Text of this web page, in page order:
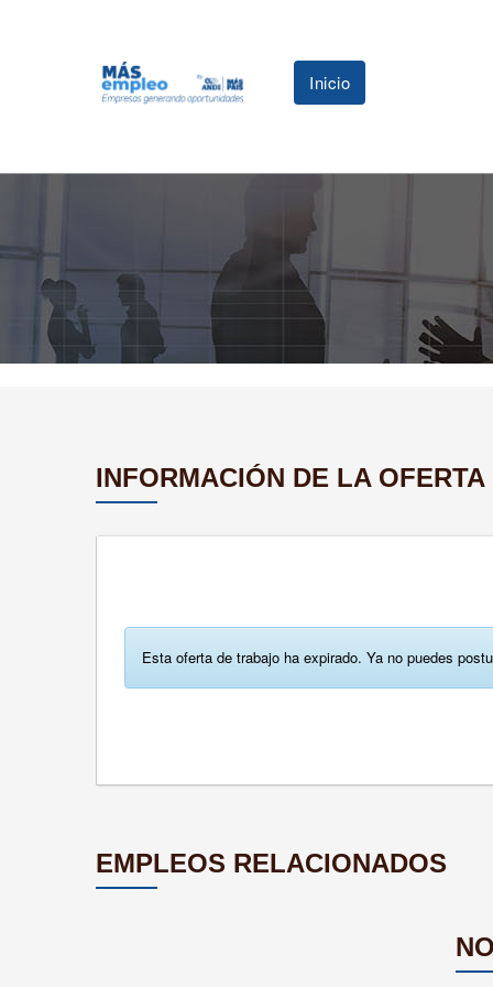
Inicio
INFORMACIÓN DE LA OFERTA
Esta oferta de trabajo ha expirado. Ya no puedes
EMPLEOS RELACIONADOS